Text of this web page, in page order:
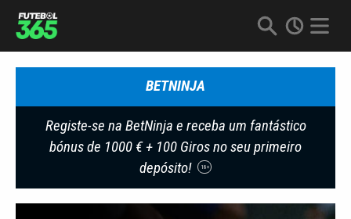
BETNINJA
Registe-se na BetNinja e receba um fantástico
bónus de 1000 € + 100 Giros no seu primeiro
depósito!
18+